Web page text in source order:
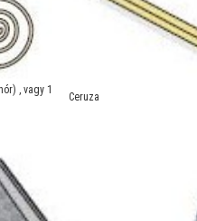
, vagy 1
Ceruza